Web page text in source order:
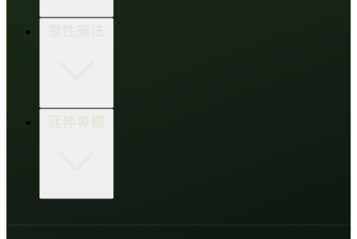
生活點子王
木質類
樹脂類
靈性魔法
顯化與吸引力
延伸專欄
古文明與神話